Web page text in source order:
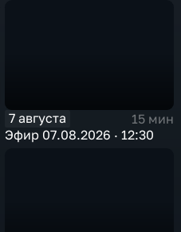
7 августа
15 мин
Эфир 07.08.2026 · 12:30